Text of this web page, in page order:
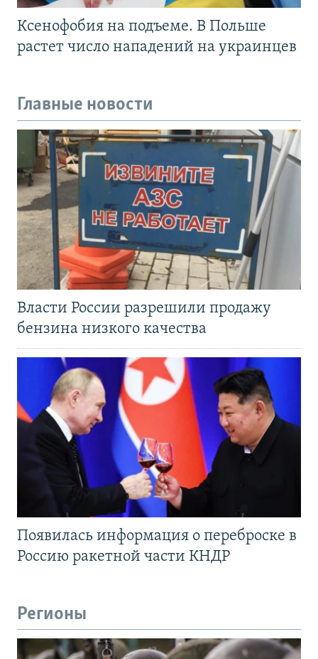
Ксенофобия на подъеме. В Польше
растет число нападений на украинцев
Главные новости
Власти России разрешили продажу
бензина низкого качества
Появилась информация о переброске в
Россию ракетной части КНДР
Регионы